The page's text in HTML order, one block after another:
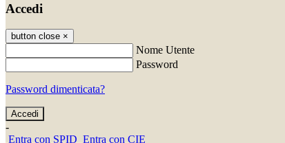
Accedi
button close ×
Nome Utente
Password
Password dimenticata?
-
Entra con SPID Entra con CIE